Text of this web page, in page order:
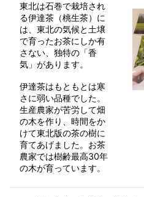
東北は石巻で栽培され
る伊達茶（桃生茶）に
は、東北の気候と土壌
で育ったお茶にしか有
さない、独特の「香
気」があります。
伊達茶はもともとは寒
さに弱い品種でした。
生産農家が苦労して畑
の木を作り、時間をか
けて東北版の茶の樹に
育てあげました。お茶
農家では樹齢最高30年
の木が育っています。